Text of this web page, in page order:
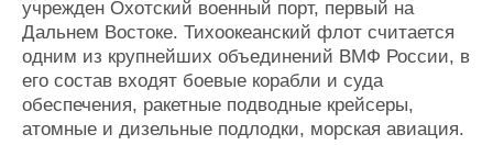
учрежден Охотский военный порт, первый на
Дальнем Востоке. Тихоокеанский флот считается
одним из крупнейших объединений ВМФ России, в
его состав входят боевые корабли и суда
обеспечения, ракетные подводные крейсеры,
атомные и дизельные подлодки, морская авиация.